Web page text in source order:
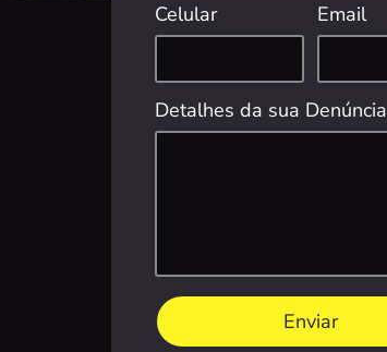
Celular Email
Detalhes da sua Denúncia
Enviar